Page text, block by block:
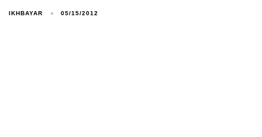
IKHBAYAR 05/15/2012